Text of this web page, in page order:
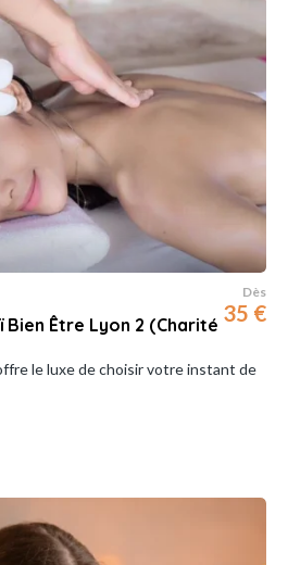
Bien Être Lyon 2 (Charité
Dès
35 €
le luxe de choisir votre instant de